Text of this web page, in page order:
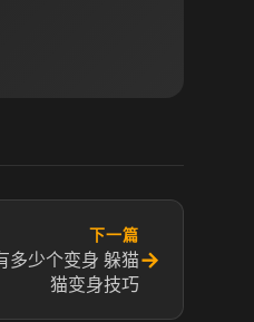
下一篇
多少个变身 躲猫
猫变身技巧
→